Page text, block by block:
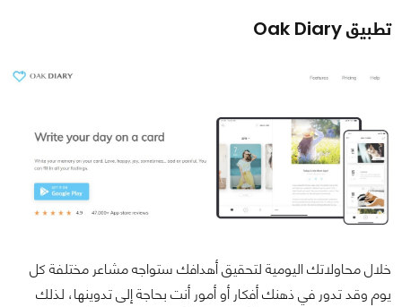
تطبيق Oak Diary
خلال محاولاتك اليومية لتحقيق أهدافك ستواجه مشاعر مختلفة كل
يوم وقد تدور في ذهنك أفكار أو أمور أنت بحاجة إلى تدوينها، لذلك